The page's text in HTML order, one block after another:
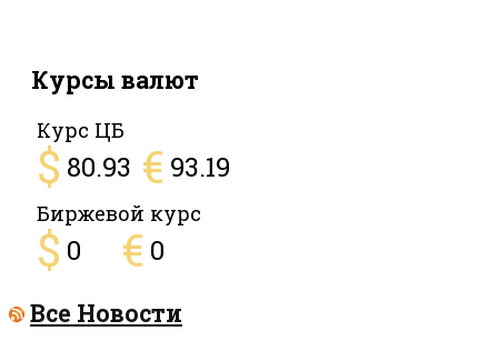
Курсы валют
Курс ЦБ
$ 80.93 € 93.19
Биржевой курс
$ 0 € 0
Все Новости